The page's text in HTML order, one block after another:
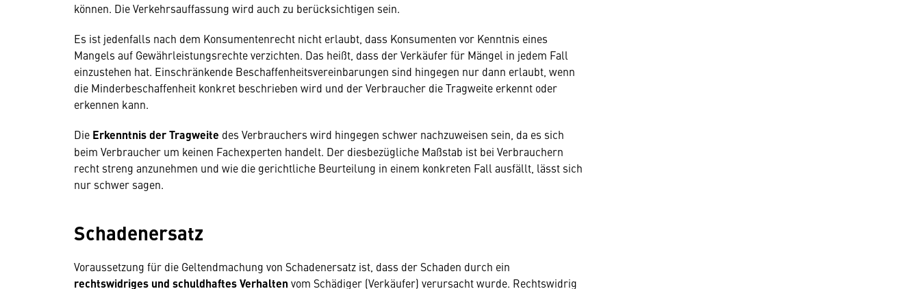
können. Die Verkehrsauffassung wird auch zu berücksichtigen sein.
Es ist jedenfalls nach dem Konsumentenrecht nicht erlaubt, dass Konsumenten vor Kenntnis eines
Mangels auf Gewährleistungsrechte verzichten. Das heißt, dass der Verkäufer für Mängel in jedem Fall
einzustehen hat. Einschränkende Beschaffenheitsvereinbarungen sind hingegen nur dann erlaubt, wenn
die Minderbeschaffenheit konkret beschrieben wird und der Verbraucher die Tragweite erkennt oder
erkennen kann.
Die Erkenntnis der Tragweite des Verbrauchers wird hingegen schwer nachzuweisen sein, da es sich
beim Verbraucher um keinen Fachexperten handelt. Der diesbezügliche Maßstab ist bei Verbrauchern
recht streng anzunehmen und wie die gerichtliche Beurteilung in einem konkreten Fall ausfällt, lässt sich
nur schwer sagen.
Schadenersatz
Voraussetzung für die Geltendmachung von Schadenersatz ist, dass der Schaden durch ein
rechtswidriges und schuldhaftes Verhalten vom Schädiger (Verkäufer) verursacht wurde. Rechtswidrig